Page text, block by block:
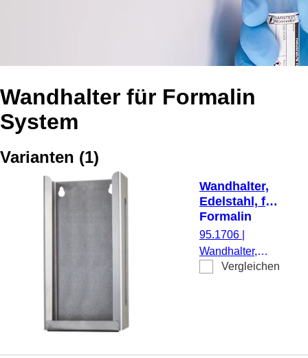
Wandhalter für Formalin
System
Varianten (1)
Wandhalter,
Edelstahl, für
Formalin
System
95.1706
Wandhalter,
Material:
Vergleichen